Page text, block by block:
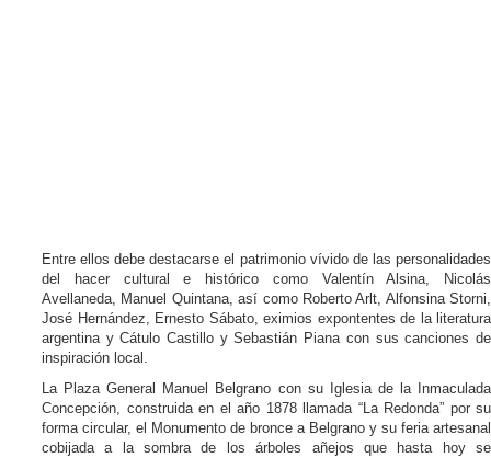
Entre ellos debe destacarse el patrimonio vívido de las personalidades
del hacer cultural e histórico como Valentín Alsina, Nicolás
Avellaneda, Manuel Quintana, así como Roberto Arlt, Alfonsina Storni,
José Hernández, Ernesto Sábato, eximios expontentes de la literatura
argentina y Cátulo Castillo y Sebastián Piana con sus canciones de
inspiración local.
La Plaza General Manuel Belgrano con su Iglesia de la Inmaculada
Concepción, construida en el año 1878 llamada “La Redonda” por su
forma circular, el Monumento de bronce a Belgrano y su feria artesanal
cobijada a la sombra de los árboles añejos que hasta hoy se